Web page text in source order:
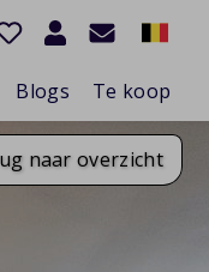
Blogs Te koop
naar overzicht